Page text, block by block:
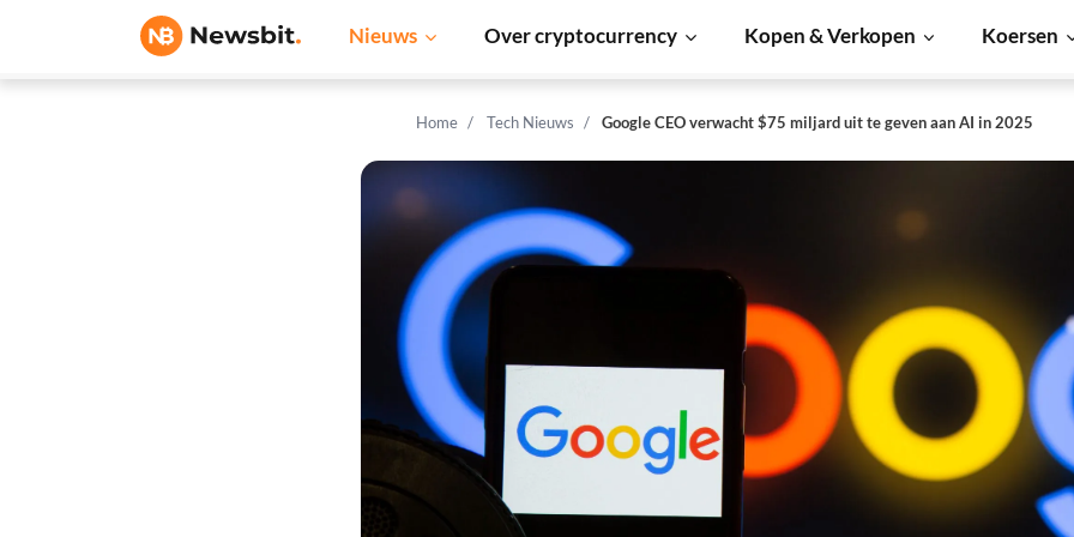
Nieuws Over cryptocurrency Kopen & Verkopen Koersen
Home Tech Nieuws Google CEO verwacht $75 miljard uit te geven aan AI in 2025